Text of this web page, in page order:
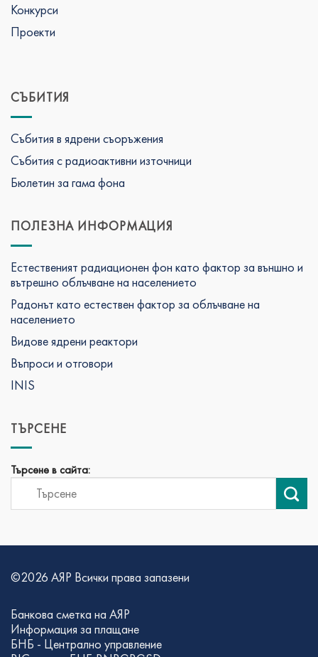
Конкурси
Проекти
СЪБИТИЯ
Събития в ядрени съоръжения
Събития с радиоактивни източници
Бюлетин за гама фона
ПОЛЕЗНА ИНФОРМАЦИЯ
Естественият радиационен фон като фактор за външно и
вътрешно облъчване на населението
Радонът като естествен фактор за облъчване на
населението
Видове ядрени реактори
Въпроси и отговори
INIS
ТЪРСЕНЕ
Търсене в сайта:
©2026 АЯР Всички права запазени
Банкова сметка на АЯР
Информация за плащане
БНБ - Централно управление